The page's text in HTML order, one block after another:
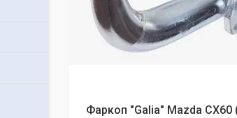
Фаркоп "Galia" Mazda CX60